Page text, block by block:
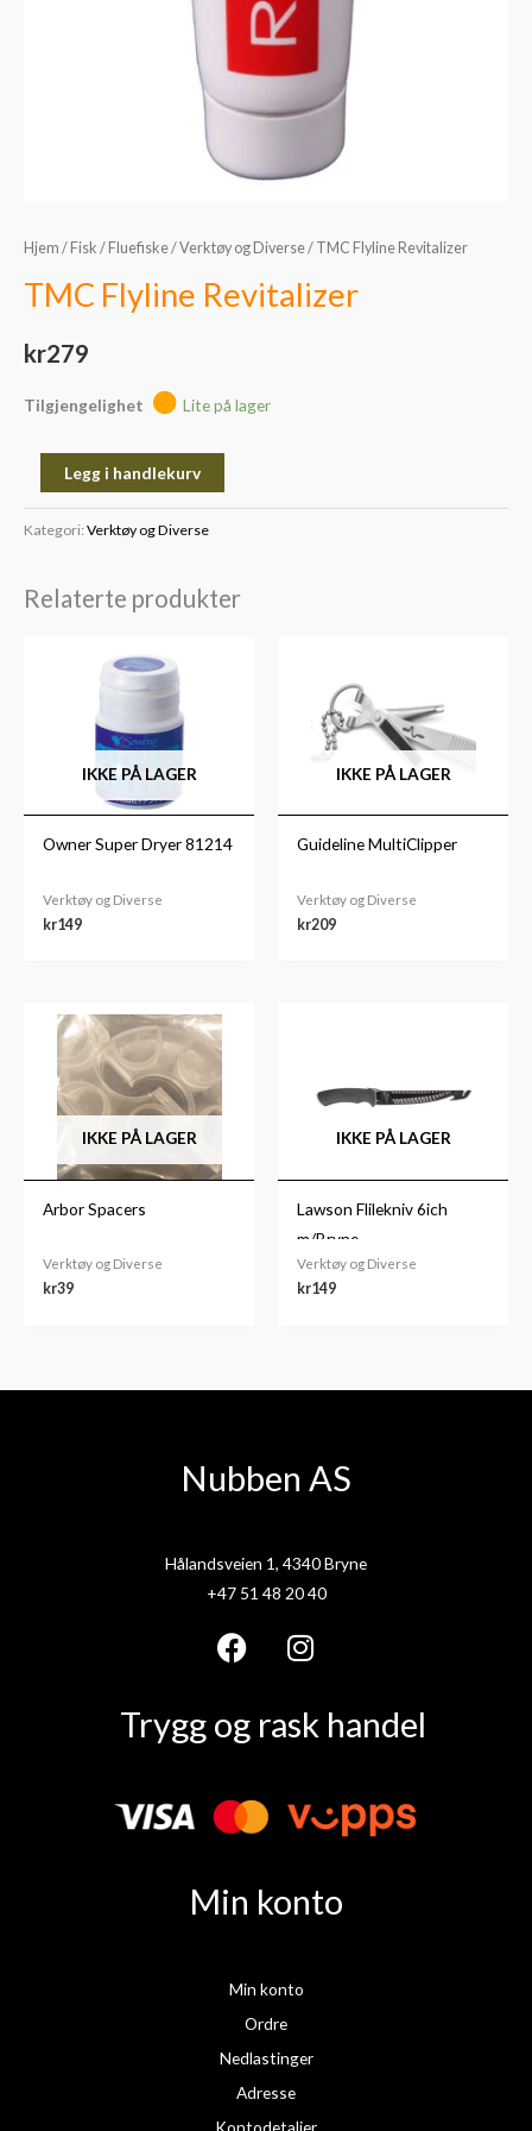
Hjem / Fisk / Fluefiske/Verktøy og Diverse/ TMC Flyline Revitalizer
TMC Flyline Revitalizer
kr279
Tilgjengelighet Lite på lager
Legg i handlekurv
Kategori: Verktøy og Diverse
Relaterte produkter
IKKE PÅ LAGER
Owner Super Dryer 81214
Verktøy og Diverse
kr149
IKKE PÅ LAGER
Guideline MultiClipper
Verktøy og Diverse
kr209
IKKE PÅ LAGER
Arbor Spacers
Verktøy og Diverse
kr39
IKKE PÅ LAGER
Lawson Flilekniv 6ich
m/Bryne
Verktøy og Diverse
kr149
Nubben AS
Hålandsveien 1, 4340 Bryne
+47 51 48 20 40
F
c
b
o
I
s
g
m
Trygg og rask handel
Min konto
Min konto
Ordre
Nedlastinger
Adresse
Kontodetaljer